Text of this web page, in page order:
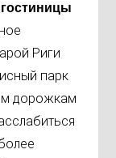
Риги
парк
дорожкам